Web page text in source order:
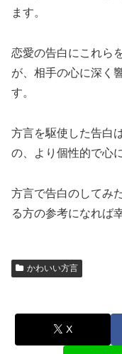
ます。
恋愛の告白にこれら
が、相手の心に深く
す。
方言を駆使した告白
の、より個性的で心
方言で告白のしてみ
る方の参考になれば
かわいい方言
X